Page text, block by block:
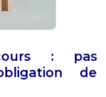
: pas
de